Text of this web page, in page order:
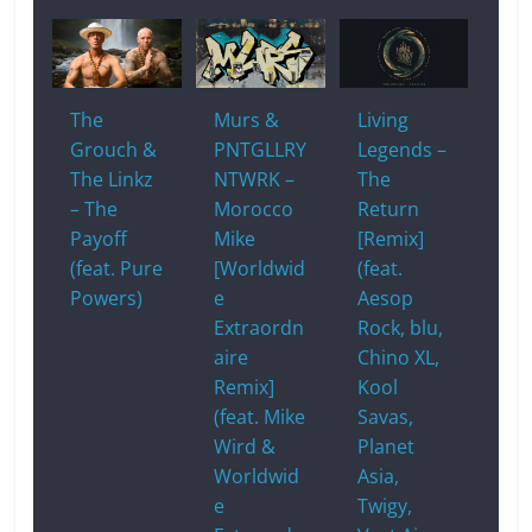
The
Grouch &
The Linkz
– The
Payoff
(feat. Pure
Powers)
Murs &
PNTGLLRY
NTWRK –
Morocco
Mike
[Worldwid
e
Extraordn
aire
Remix]
(feat. Mike
Wird &
Worldwid
e
Living
Legends –
The
Return
[Remix]
(feat.
Aesop
Rock, blu,
Chino XL,
Kool
Savas,
Planet
Asia,
Twigy,